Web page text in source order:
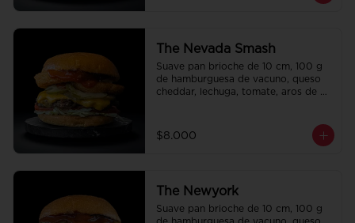
The Nevada Smash
Suave pan brioche de 10 cm, 100 g
de hamburguesa de vacuno, queso
cheddar, lechuga, tomate, aros de
$8.000
The Newyork
Suave pan brioche de 10 cm, 100 g